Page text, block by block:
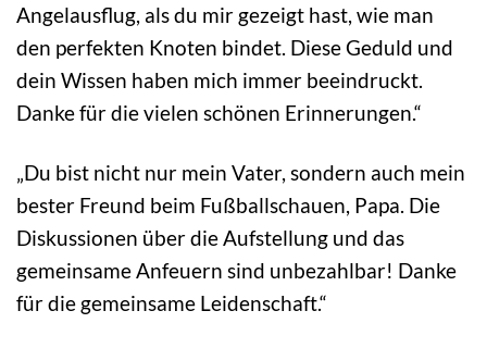
Angelausflug, als du mir gezeigt hast, wie man
den perfekten Knoten bindet. Diese Geduld und
dein Wissen haben mich immer beeindruckt.
Danke für die vielen schönen Erinnerungen.“
„Du bist nicht nur mein Vater, sondern auch mein
bester Freund beim Fußballschauen, Papa. Die
Diskussionen über die Aufstellung und das
gemeinsame Anfeuern sind unbezahlbar! Danke
für die gemeinsame Leidenschaft.“